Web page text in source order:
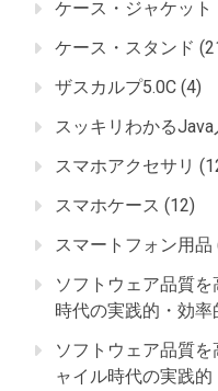
ケース・ジャケット
ケース・スタンド
ザスカルプ5.0C (4)
スッキリわかる
スマホアクセサリ
スマホケース (12)
スマートフォン用品
ソフトウェア品質
時代の実践的・効
ソフトウェア品質
ャイル時代の実践